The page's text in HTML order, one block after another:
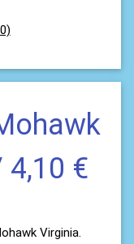
4,10 €
Virginia.